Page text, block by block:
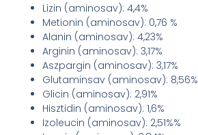
Lizin (aminosav): 4,4%
Metionin (aminosav): 0,76 %
Alanin (aminosav): 4,23%
Arginin (aminosav): 3,17%
Aszpargin (aminosav): 3,17%
Glutaminsav (aminosav): 8,56%
Glicin (aminosav): 2,91%
Hisztidin (aminosav): 1,6%
Izoleucin (aminosav): 2,51%%